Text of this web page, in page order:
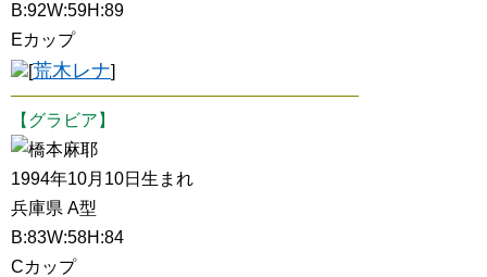
B:92W:59H:89
Eカップ
[荒木レナ]
【グラビア】
橋本麻耶
1994年10月10日生まれ
兵庫県 A型
B:83W:58H:84
Cカップ